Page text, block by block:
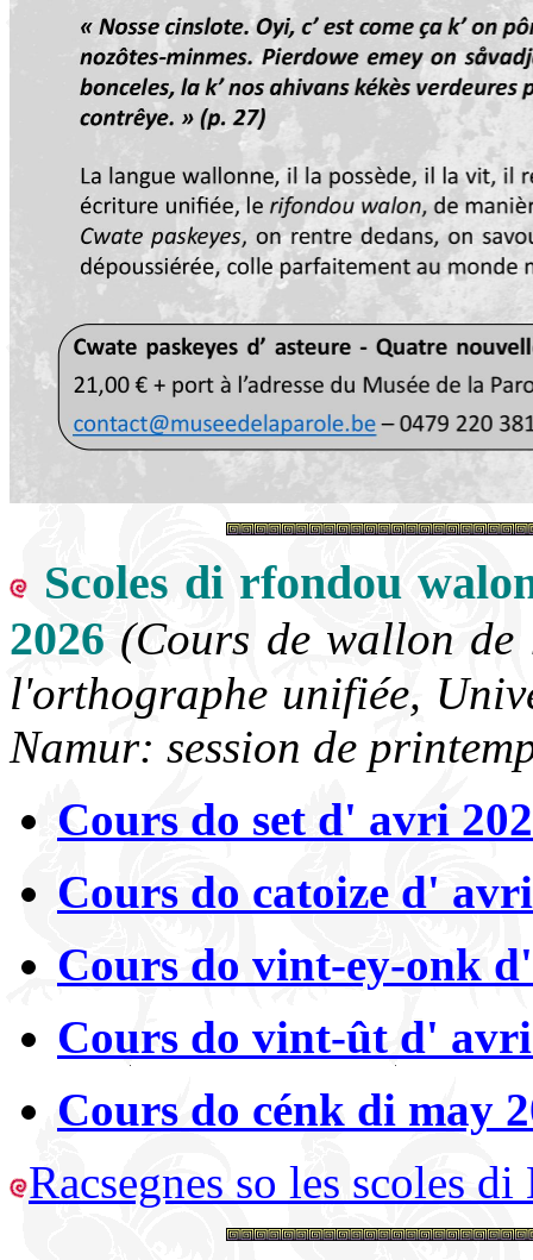
Scoles di rfondou
2026 (Cours de wallon de
l'orthographe unifiée,
Namur: session de
Cours do set d' avri
Cours do catoize d'
Cours do vint-ey-onk
Cours do vint-ût d'
Cours do cénk di may
Racsegnes so les scoles